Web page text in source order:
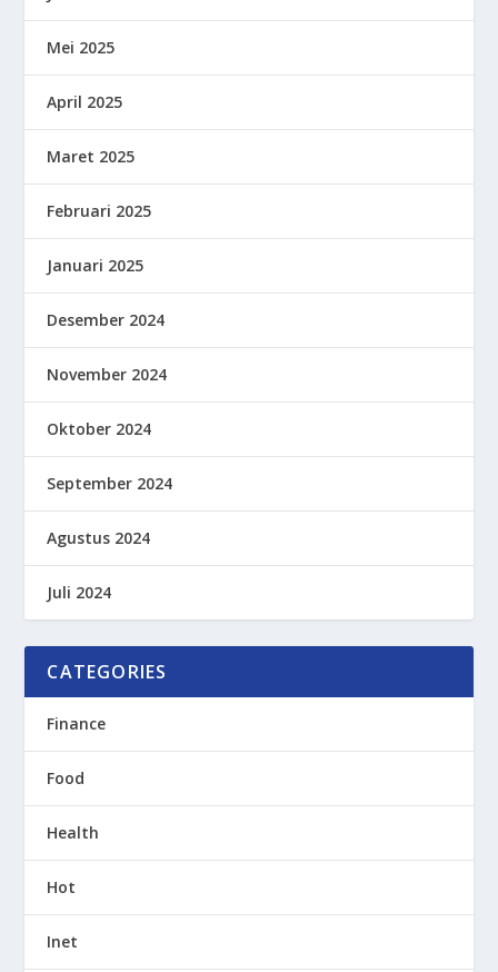
Mei 2025
April 2025
Maret 2025
Februari 2025
Januari 2025
Desember 2024
November 2024
Oktober 2024
September 2024
Agustus 2024
Juli 2024
CATEGORIES
Finance
Food
Health
Hot
Inet